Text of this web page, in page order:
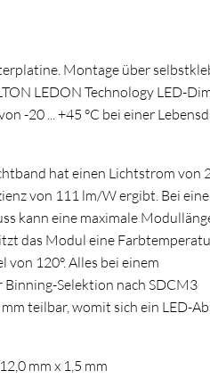
Montage über
LEDON Technology LED-
-20 ... +45 °C bei einer
hat einen Lichtstrom von
von 111 lm/W ergibt. Bei
kann eine maximale
das Modul eine
120°. Alles bei einem
Selektion nach SDCM3
teilbar, womit sich ein LED-
mm x 1,5 mm